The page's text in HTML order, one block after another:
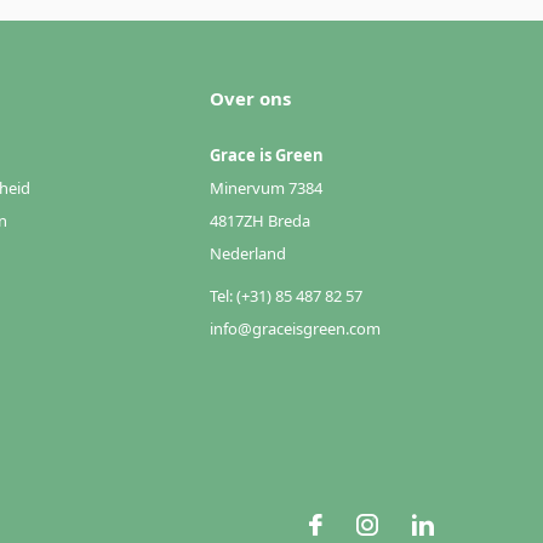
Over ons
Grace is Green
Minervum 7384
4817ZH Breda
Nederland
Tel: (+31) 85 487 82 57
info@graceisgreen.com